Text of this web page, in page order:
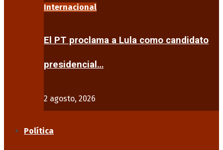
Internacional
El PT proclama a Lula como candidato
presidencial…
2 agosto, 2026
Política